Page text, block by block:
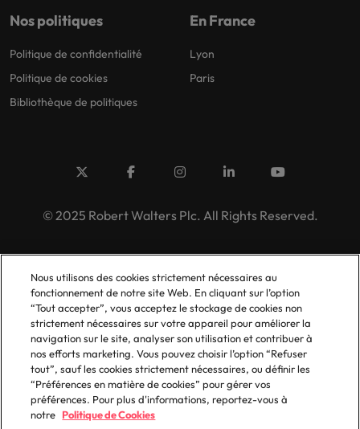
Nos politiques
Politique de confidentialité
Politique de cookies
Bibliothèque de politiques
En France
Lyon
Paris
© 2025 Robert Walters Plc. All Rights Reserved.
Nous utilisons des cookies strictement nécessaires au
fonctionnement de notre site Web. En cliquant sur l’option
“Tout accepter”, vous acceptez le stockage de cookies non
strictement nécessaires sur votre appareil pour améliorer la
navigation sur le site, analyser son utilisation et contribuer à
nos efforts marketing. Vous pouvez choisir l’option “Refuser
tout”, sauf les cookies strictement nécessaires, ou définir les
“Préférences en matière de cookies” pour gérer vos
préférences. Pour plus d'informations, reportez-vous à
notre Politique de Cookies